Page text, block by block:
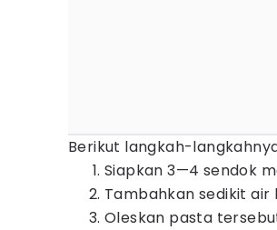
Berikut langkah-
Siapkan 3—4 sendok
Tambahkan sedikit
Oleskan pasta